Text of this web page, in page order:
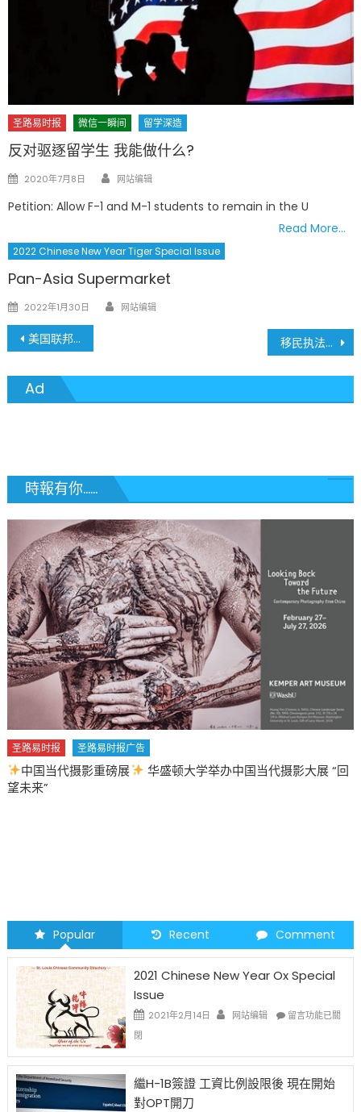
圣路易时报 微信一瞬间 留学深造
反对驱逐留学生 我能做什么?
Posted
2020年7月8日 Author
网站编辑
Petition: Allow F-1 and M-1 students to remain in the U
Read More…
2022 Chinese New Year Tiger Special Issue
Pan-Asia Supermarket
Posted
on
2022年1月30日 Author
网站编辑
文
章
導
美国联邦法官裁定：南加州移民执法不得仅凭种族、语言或特定地点拦查移民，全国关注维护基本人权底线 移民执法升级致 ICE 拘留中心爆满，近6万移民被拘：爆发食品短缺与健康风险
Ad
時報有你......
圣路易时报 圣路易时报广告
中国当代摄影重磅展
华盛顿大学举办中国当代摄影大展 “回
望未来”
Popular Recent Comment
2021 Chinese New Year Ox Special
Issue
2021年2月14日 网站编辑
在
New
Ox
留言功能已關
閉
繼H-1B簽證 工資比例設限後 現在開始
對OPT開刀